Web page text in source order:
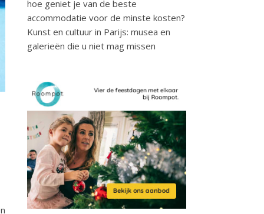
hoe geniet je van de beste
accommodatie voor de minste kosten?
Kunst en cultuur in Parijs: musea en
galerieën die u niet mag missen